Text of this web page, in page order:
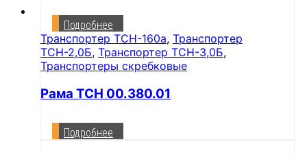
Подробнее
Транспортер ТСН-160а, Транспортер
ТСН-2,0Б, Транспортер ТСН-3,0Б,
Транспортеры скребковые
Рама ТСН 00.380.01
Подробнее